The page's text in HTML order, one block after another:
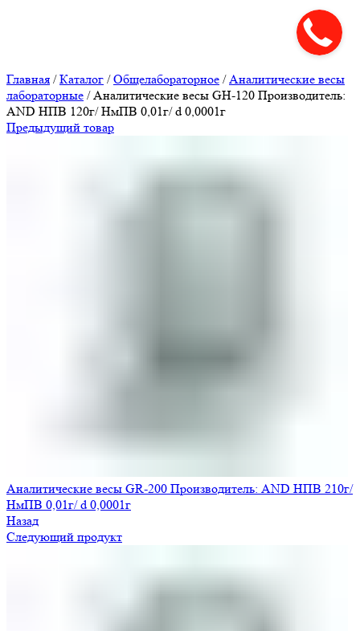
Главная /Каталог /Общелабораторное / Аналитические весы
лабораторные / Аналитические весы GH-120 Производитель:
AND НПВ 120г/ НмПВ 0,01г/ d 0,0001г
Предыдущий товар
Аналитические весы GR-200 Производитель: AND НПВ 210г/
НмПВ 0,01г/ d 0,0001г
Назад
Следующий продукт